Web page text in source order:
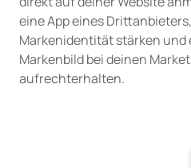
eine App eines
Markenidentität stärken
Markenbild bei deinen
aufrechterhalten.